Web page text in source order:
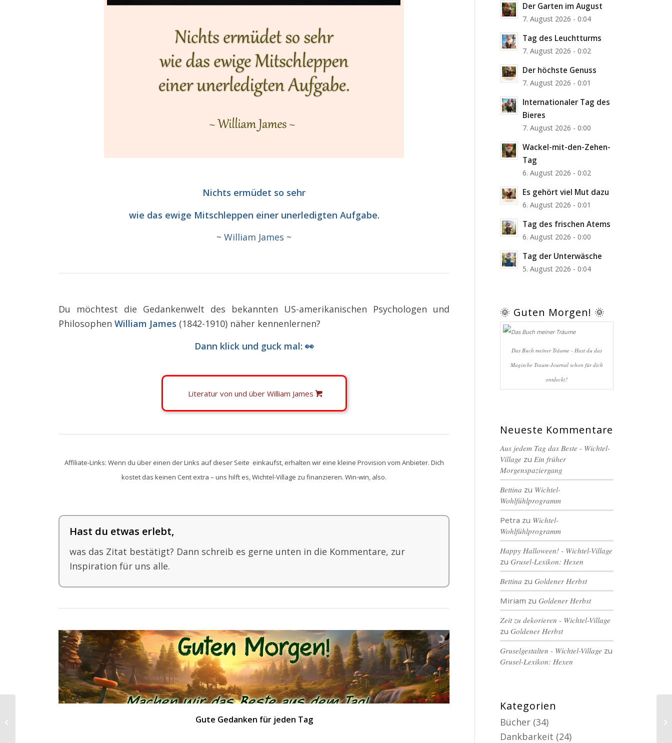
Nichts ermüdet so sehr
wie das ewige Mitschleppen einer unerledigten Aufgabe.
~William James ~
Du möchtest die Gedankenwelt des bekannten US-amerikanischen Psychologen und
PhilosophenWilliam James (1842-1910) näher kennenlernen?
Dann klick und guck mal: 👀
Literatur von und über William James
Affiliate-Links: Wenn du über einen der Links auf dieser Seite einkaufst, erhalten wir eine kleine Provision vom Anbieter. Dich
kostet das keinen Cent extra – uns hilft es, Wichtel-Village zu finanzieren. Win-win, also.
Hast du etwas erlebt,
was das Zitat bestätigt? Dann schreib es gerne unten in die Kommentare, zur
Inspiration für uns alle.
Gute Gedanken für jeden Tag
Der Garten im August
7. August 2026 - 0:04
Tag des Leuchtturms
7. August 2026 - 0:02
Der höchste Genuss
7. August 2026 - 0:01
Internationaler Tag des
Bieres
7. August 2026 - 0:00
Wackel-mit-den-Zehen-
Tag
6. August 2026 - 0:02
Es gehört viel Mut dazu
6. August 2026 - 0:01
Tag des frischen Atems
6. August 2026 - 0:00
Tag der Unterwäsche
5. August 2026 - 0:04
🌞 Guten Morgen! 🌞
Das Buch meiner Träume - Hast du das
Magische Traum-Journal schon für dich
entdeckt?
Neueste Kommentare
Aus jedem Tag das Beste - Wichtel-
Village zu Ein früher
Morgenspaziergang
Bettina zu Wichtel-
Wohlfühlprogramm
Petra zu Wichtel-
Wohlfühlprogramm
Happy Halloween! - Wichtel-Village
zuGrusel-Lexikon: Hexen
Bettina zuGoldener Herbst
Miriam zuGoldener Herbst
Zeit zu dekorieren - Wichtel-Village
zuGoldener Herbst
Gruselgestalten - Wichtel-Village zu
Grusel-Lexikon: Hexen
Kategorien
Bücher (34)
Dankbarkeit (24)